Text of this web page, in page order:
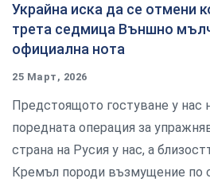
Украйна иска да се отмени
трета седмица Външно
официална нота
25 Март, 2026
Предстоящото гостуване у нас
поредната операция за
страна на Русия у нас, а
Кремъл породи възмущение по